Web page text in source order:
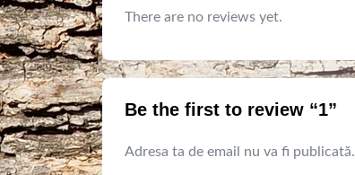
There are no reviews yet.
Be the first to review “1”
Adresa ta de email nu va fi publicată.